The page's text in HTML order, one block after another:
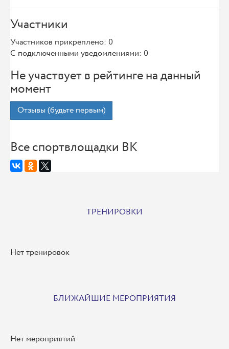
Участники
Участников прикреплено: 0
С подключенными уведомлениями: 0
Не участвует в рейтинге на данный
момент
Отзывы (будьте первым)
Все спортвлощадки ВК
ТРЕНИРОВКИ
Нет тренировок
БЛИЖАЙШИЕ МЕРОПРИЯТИЯ
Нет мероприятий